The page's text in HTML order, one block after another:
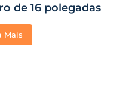
de 16 polegadas
Mais